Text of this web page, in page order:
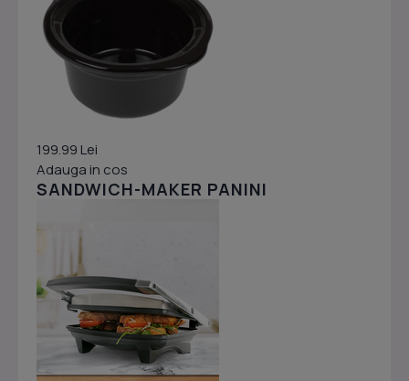
199.99 Lei
Adauga in cos
SANDWICH-MAKER PANINI